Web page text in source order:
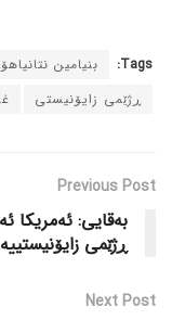
Tags: بنیامین نتانیاهۆ
ڕژێمی زایۆنیستی
Previous Post
بەقایی: ئەمریکا
ڕژێمی زایۆنیستییە
Next Post